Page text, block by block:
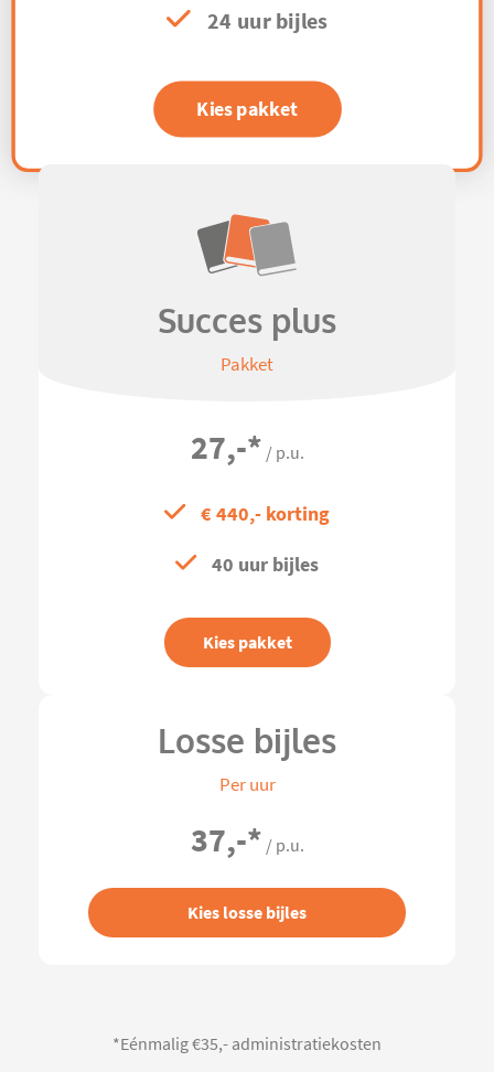
24 uur bijles
Kies pakket
Succes plus
Pakket
27,-* / p.u.
€ 440,- korting
40 uur bijles
Kies pakket
Losse bijles
Per uur
37,-* / p.u.
Kies losse bijles
*Eénmalig €35,- administratiekosten